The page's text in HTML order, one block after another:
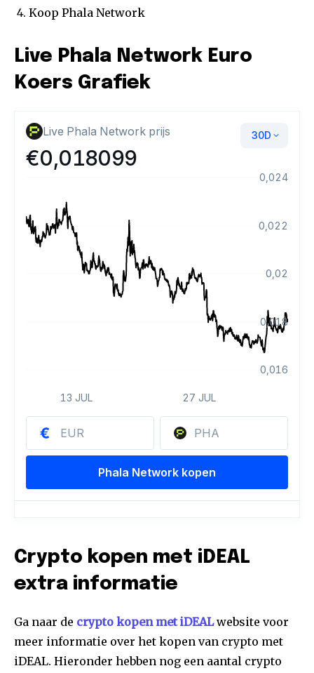
Koop Phala Network
Live Phala Network Euro
Koers Grafiek
Crypto kopen met iDEAL
extra informatie
Ga naar de crypto kopen met iDEALwebsite voor
meer informatie over het kopen van crypto met
iDEAL. Hieronder hebben nog een aantal crypto